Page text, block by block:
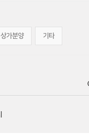
상가분양 기타